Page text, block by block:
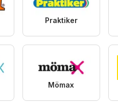
Praktiker
Mömax